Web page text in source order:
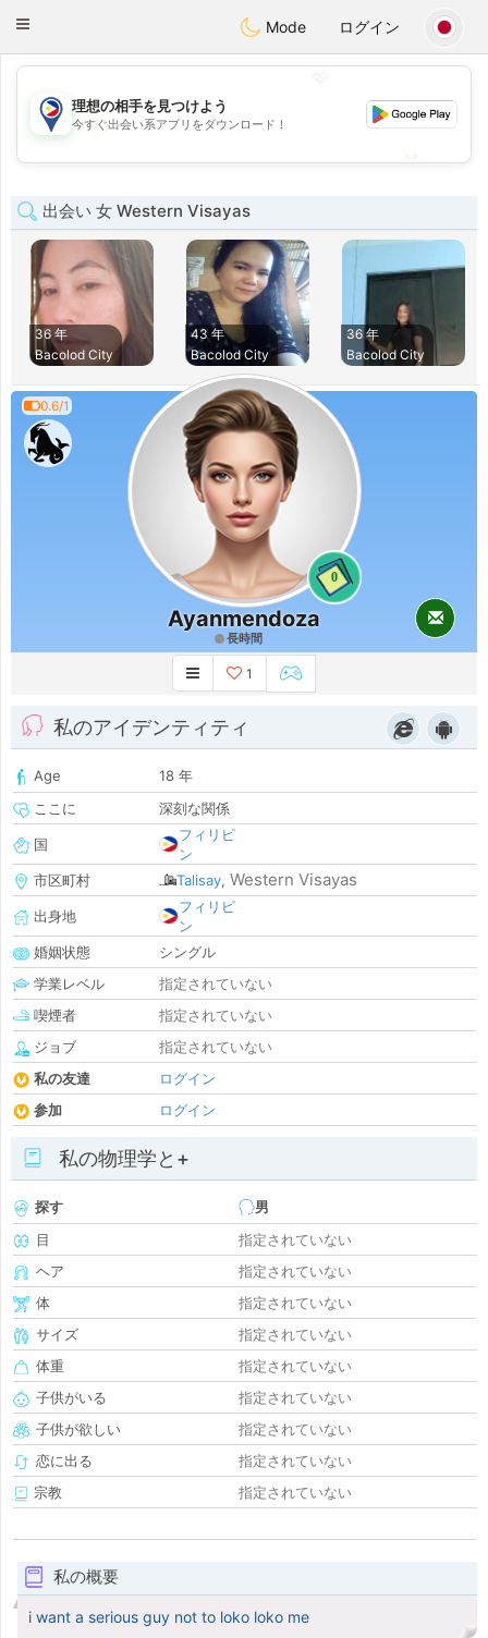
PhilippinesChat
Toggle
Mode ログイン
💖
💕
理想の相手を見つけよう
今すぐ出会い系アプリをダウンロード！
出会い 女 Western Visayas
36 年
Bacolod City
43 年
Bacolod City
36 年
Bacolod City
0.6/1
0
Ayanmendoza
長時間
1
私のアイデンティティ
Age
18 年
ここに
深刻な関係
国
フィリピ
ン
市区町村
Talisay, Western Visayas
出身地
フィリピ
ン
婚姻状態
シングル
学業レベル
指定されていない
喫煙者
指定されていない
ジョブ
指定されていない
私の友達
ログイン
参加
ログイン
私の物理学と+
探す
男
目
指定されていない
ヘア
指定されていない
体
指定されていない
サイズ
指定されていない
体重
指定されていない
子供がいる
指定されていない
子供が欲しい
指定されていない
恋に出る
指定されていない
宗教
指定されていない
私の概要
i want a serious guy not to loko loko me